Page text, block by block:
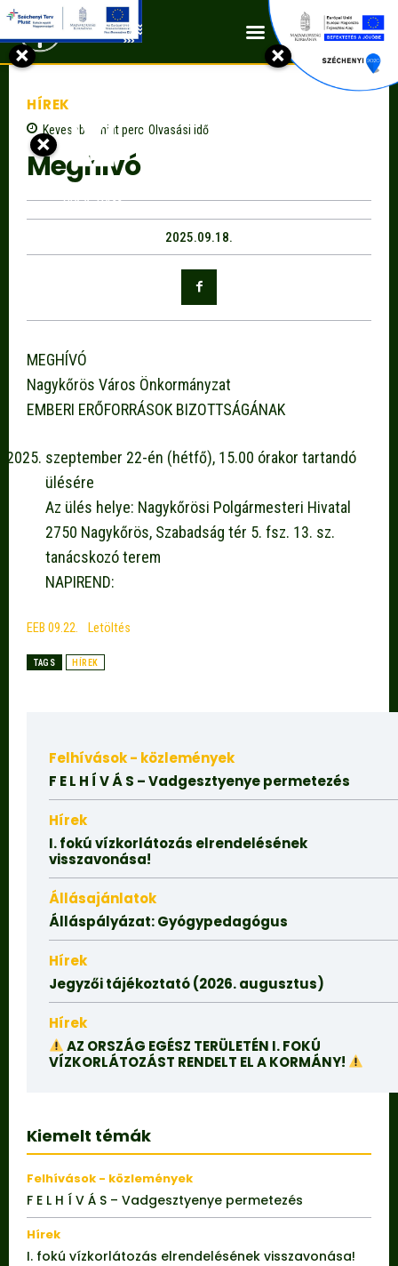
Kapcsolat
HÍREK
Kevesebb, mintperc Olvasási idő
Meghívó
2025.09.18.
MEGHÍVÓ
Nagykőrös Város Önkormányzat
EMBERI ERŐFORRÁSOK BIZOTTSÁGÁNAK
szeptember 22-én (hétfő), 15.00 órakor tartandó
ülésére
Az ülés helye: Nagykőrösi Polgármesteri Hivatal
2750 Nagykőrös, Szabadság tér 5. fsz. 13. sz.
tanácskozó terem
NAPIREND:
EEB 09.22. Letöltés
TAGS HÍREK
Felhívások - közlemények
F E L H Í V Á S – Vadgesztyenye permetezés
Hírek
I. fokú vízkorlátozás elrendelésének
visszavonása!
Állásajánlatok
Álláspályázat: Gyógypedagógus
Hírek
Jegyzői tájékoztató (2026. augusztus)
Hírek
AZ ORSZÁG EGÉSZ TERÜLETÉN I. FOKÚ
VÍZKORLÁTOZÁST RENDELT EL A KORMÁNY!
Kiemelt témák
Felhívások - közlemények
F E L H Í V Á S – Vadgesztyenye permetezés
Hírek
I. fokú vízkorlátozás elrendelésének visszavonása!
×
×
×